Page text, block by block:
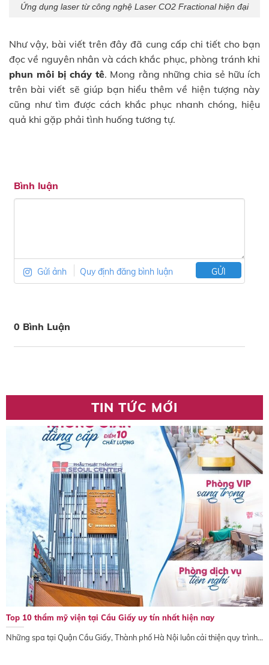
Ứng dụng laser từ công nghệ Laser CO2 Fractional hiện đại
Như vậy, bài viết trên đây đã cung cấp chi tiết cho bạn
đọc về nguyên nhân và cách khắc phục, phòng tránh khi
phun môi bị cháy tê. Mong rằng những chia sẻ hữu ích
trên bài viết sẽ giúp bạn hiểu thêm về hiện tượng này
cũng như tìm được cách khắc phục nhanh chóng, hiệu
quả khi gặp phải tình huống tương tự.
Bình luận
Gửi ảnh Quy định đăng bình luận GỬI
0 Bình Luận
TIN TỨC MỚI
Top 10 thẩm mỹ viện tại Cầu Giấy uy tín nhất hiện nay
Những spa tại Quận Cầu Giấy, Thành phố Hà Nội luôn cải thiện quy trình...